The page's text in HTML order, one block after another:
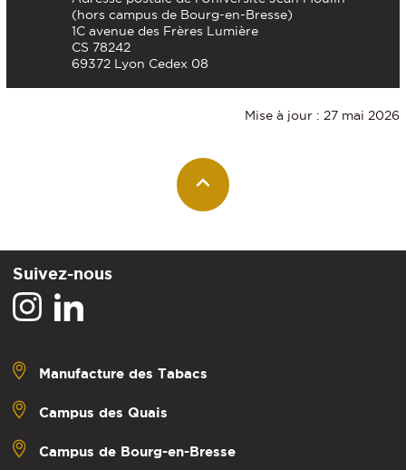
(hors campus de Bourg-en-Bresse)
1C avenue des Frères Lumière
CS 78242
69372 Lyon Cedex 08
Mise à jour : 27 mai 2026
Suivez-nous
Manufacture des Tabacs
Campus des Quais
Campus de Bourg-en-Bresse